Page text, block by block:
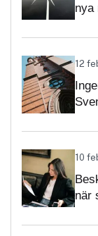
nya
12
10
när